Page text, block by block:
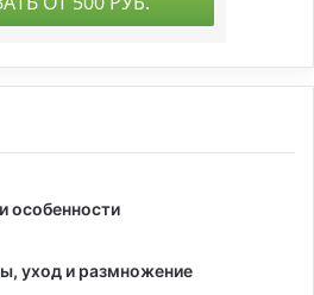
особенности
уход и размножение